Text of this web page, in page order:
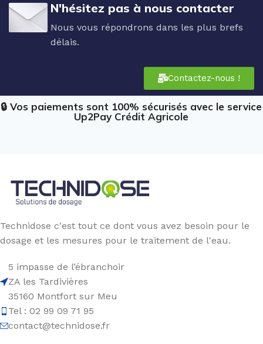
N'hésitez pas à nous contacter
Nous vous répondrons dans les plus brefs
délais.
Contactez-nous !
🔒 Vos paiements sont 100% sécurisés avec le service
Up2Pay Crédit Agricole
Technidose c'est tout ce dont vous avez besoin pour le
dosage et les mesures pour le traitement de l'eau.
5 impasse de l’ébranchoir
ZA les Tardivières
35160 Montfort sur Meu
Tel : 02 99 09 71 95
contact@technidose.fr